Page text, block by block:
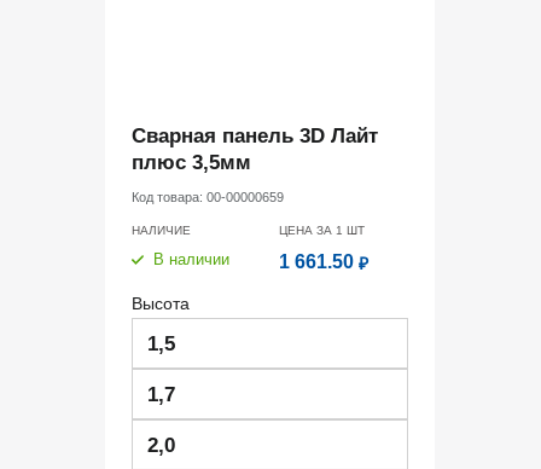
Сварная панель 3D Лайт
плюс 3,5мм
Код товара: 00-00000659
НАЛИЧИЕ
В наличии
ЦЕНА ЗА 1 ШТ
1 661.50 ₽
Высота
1,5
1,7
2,0